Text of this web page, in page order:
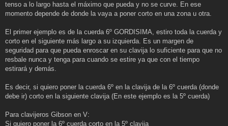
tenso a lo largo hasta el máximo que pueda y no se curve. En ese
momento depende de donde la vaya a poner corto en una zona u otra.
El primer ejemplo es de la cuerda 6º GORDISIMA, estiro toda la cuerda y
corto en el siguiente más largo a su izquierda. Es un margen de
seguridad para que pueda enroscar en su clavija lo suficiente para que no
resbale nunca y tenga para cuando se estire ya que con el tiempo
estirará y demás.
Es decir, si quiero poner la cuerda 6º en la clavija de la 6º cuerda (donde
debe ir) corto en la siguiente clavija (En este ejemplo es la 5º cuerda)
Para clavijeros Gibson en V:
Si quiero poner la 6º cuerda corto en la 5º clavija